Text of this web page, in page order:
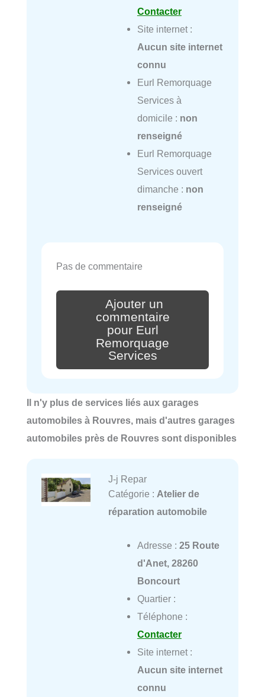
Contacter
Site internet :
Aucun site internet
connu
Eurl Remorquage
Services à
domicile : non
renseigné
Eurl Remorquage
Services ouvert
dimanche : non
renseigné
Pas de commentaire
Ajouter un
commentaire
pour Eurl
Remorquage
Services
Il n'y plus de services liés aux garages
automobiles à Rouvres, mais d'autres garages
automobiles près de Rouvres sont disponibles
J-j Repar
Catégorie : Atelier de
réparation automobile
Adresse : 25 Route
d'Anet, 28260
Boncourt
Quartier :
Téléphone :
Contacter
Site internet :
Aucun site internet
connu